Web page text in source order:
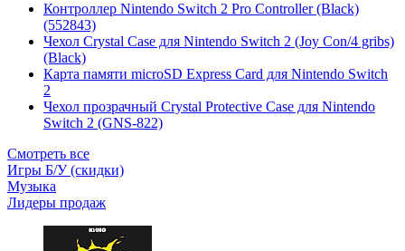
Контроллер Nintendo Switch 2 Pro Controller (Black)
(552843)
Чехол Сrystal Сase для Nintendo Switch 2 (Joy Con/4 gribs)
(Black)
Карта памяти microSD Express Card для Nintendo Switch
2
Чехол прозрачный Crystal Protective Case для Nintendo
Switch 2 (GNS-822)
Смотреть все
Игры Б/У (скидки)
Музыка
Лидеры продаж